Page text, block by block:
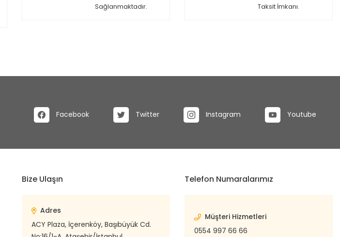
Sağlanmaktadır.
Taksit İmkanı.
Facebook Twitter Instagram Youtube
Bize Ulaşın
Adres
ACY Plaza, İçerenköy, Başıbüyük Cd.
Telefon Numaralarımız
Müşteri Hizmetleri
0554 997 66 66